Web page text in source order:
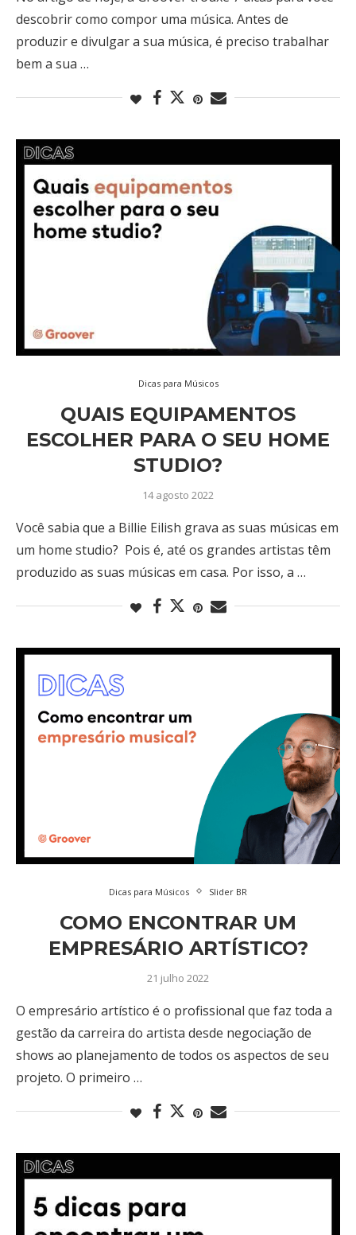
descobrir como compor uma música. Antes de
produzir e divulgar a sua música, é preciso trabalhar
bem a sua …
Dicas para Músicos
QUAIS EQUIPAMENTOS
ESCOLHER PARA O SEU HOME
STUDIO?
14 agosto 2022
Você sabia que a Billie Eilish grava as suas músicas em
um home studio? Pois é, até os grandes artistas têm
produzido as suas músicas em casa. Por isso, a …
Dicas para Músicos Slider BR
COMO ENCONTRAR UM
EMPRESÁRIO ARTÍSTICO?
21 julho 2022
O empresário artístico é o profissional que faz toda a
gestão da carreira do artista desde negociação de
shows ao planejamento de todos os aspectos de seu
projeto. O primeiro …